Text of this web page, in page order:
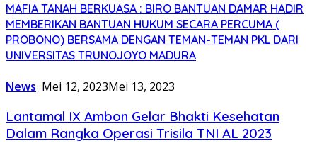
MAFIA TANAH BERKUASA : BIRO BANTUAN DAMAR HADIR
MEMBERIKAN BANTUAN HUKUM SECARA PERCUMA (
PROBONO) BERSAMA DENGAN TEMAN-TEMAN PKL DARI
UNIVERSITAS TRUNOJOYO MADURA
News Mei 12, 2023Mei 13, 2023
Lantamal IX Ambon Gelar Bhakti Kesehatan
Dalam Rangka Operasi Trisila TNI AL 2023